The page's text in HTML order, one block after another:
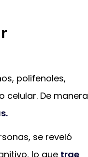
polifenoles,
celular. De manera
se reveló
lo que trae